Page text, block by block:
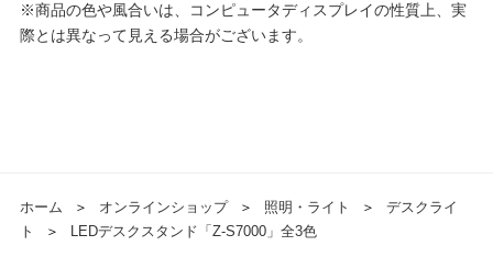
※商品の色や風合いは、コンピュータディスプレイの性質上、実
際とは異なって見える場合がございます。
ホーム ＞ オンラインショップ ＞ 照明・ライト ＞
デスクライ
ト
＞ LEDデスクスタンド「Z-S7000」全3色